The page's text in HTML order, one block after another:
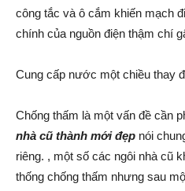
công tắc và ô cắm khiến mạch
chính của nguồn điện thậm chí
Cung cấp nước một chiều thay
Chống thấm là một vấn đề cần
nhà cũ thành mới đẹp nói
riêng. , một số các ngôi nhà cũ
thống chống thấm nhưng sau